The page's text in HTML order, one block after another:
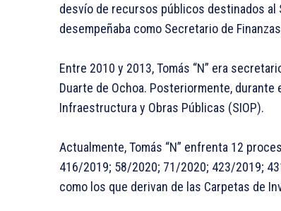
desvío de recursos públicos destinados al
desempeñaba como Secretario de
Entre 2010 y 2013, Tomás “N” era
Duarte de Ochoa. Posteriormente,
Infraestructura y Obras Públicas (SIOP).
Actualmente, Tomás “N” enfrenta 12
416/2019; 58/2020; 71/2020; 423/2019;
como los que derivan de las Carpetas de